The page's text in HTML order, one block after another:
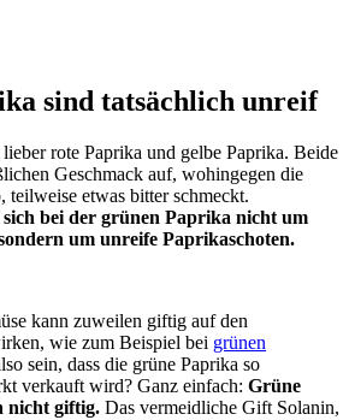
sind tatsächlich unreif
rote Paprika und gelbe Paprika. Beide
Geschmack auf, wohingegen die
teilweise etwas bitter schmeckt.
sich bei der grünen Paprika nicht um
um unreife Paprikaschoten.
kann zuweilen giftig auf den
wie zum Beispiel bei grünen
sein, dass die grüne Paprika so
verkauft wird? Ganz einfach: Grüne
nicht giftig. Das vermeidliche Gift Solanin,